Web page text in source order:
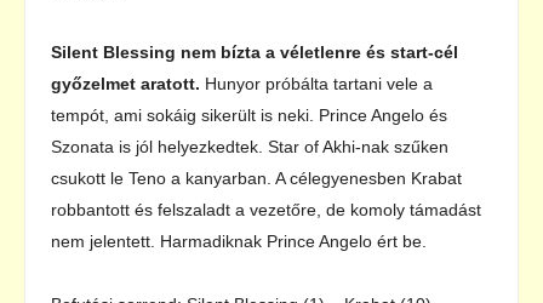
Silent Blessing nem bízta a véletlenre és start-cél
győzelmet aratott. Hunyor próbálta tartani vele a
tempót, ami sokáig sikerült is neki. Prince Angelo és
Szonata is jól helyezkedtek. Star of Akhi-nak szűken
csukott le Teno a kanyarban. A célegyenesben Krabat
robbantott és felszaladt a vezetőre, de komoly támadást
nem jelentett. Harmadiknak Prince Angelo ért be.